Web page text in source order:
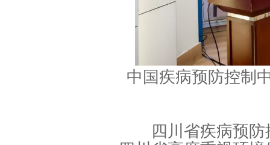
中国疾病预防控制
四川省疾病预防